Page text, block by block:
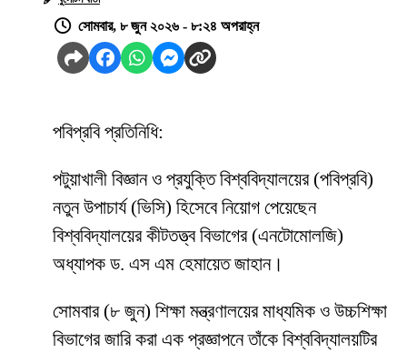
সোমবার, ৮ জুন ২০২৬ - ৮:২৪ অপরাহ্ন
পবিপ্রবি প্রতিনিধি:
পটুয়াখালী বিজ্ঞান ও প্রযুক্তি বিশ্ববিদ্যালয়ের (পবিপ্রবি)
নতুন উপাচার্য (ভিসি) হিসেবে নিয়োগ পেয়েছেন
বিশ্ববিদ্যালয়ের কীটতত্ত্ব বিভাগের (এনটোমোলজি)
অধ্যাপক ড. এস এম হেমায়েত জাহান।
সোমবার (৮ জুন) শিক্ষা মন্ত্রণালয়ের মাধ্যমিক ও উচ্চশিক্ষা
বিভাগের জারি করা এক প্রজ্ঞাপনে তাঁকে বিশ্ববিদ্যালয়টির